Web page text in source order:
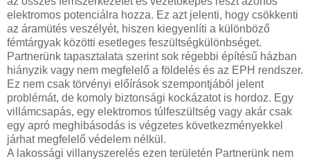
elektromos potenciálra hozza. Ez azt jelenti, hogy csökkenti
az áramütés veszélyét, hiszen kiegyenlíti a különböző
fémtárgyak közötti esetleges feszültségkülönbséget.
Partnerünk tapasztalata szerint sok régebbi építésű házban
hiányzik vagy nem megfelelő a földelés és az EPH rendszer.
Ez nem csak törvényi előírások szempontjából jelent
problémát, de komoly biztonsági kockázatot is hordoz. Egy
villámcsapás, egy elektromos túlfeszültség vagy akár csak
egy apró meghibásodás is végzetes következményekkel
járhat megfelelő védelem nélkül.
A lakossági villanyszerelés ezen területén Partnerünk nem